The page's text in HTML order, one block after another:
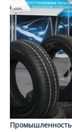
Промышленность